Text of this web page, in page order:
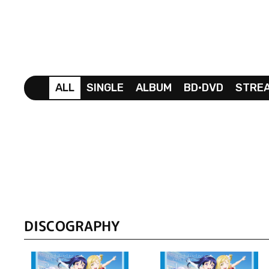
ALL SINGLE ALBUM BD•DVD
DISCOGRAPHY